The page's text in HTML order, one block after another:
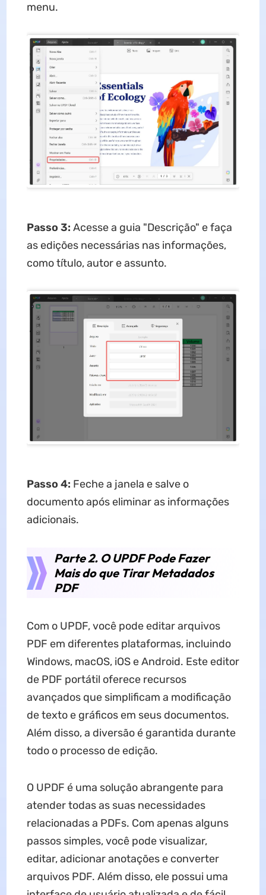
menu.
Passo 3: Acesse a guia "Descrição" e faça
as edições necessárias nas informações,
como título, autor e assunto.
Passo 4: Feche a janela e salve o
documento após eliminar as informações
adicionais.
Parte 2. O UPDF Pode Fazer
Mais do que Tirar Metadados
PDF
Com o UPDF, você pode editar arquivos
PDF em diferentes plataformas, incluindo
Windows, macOS, iOS e Android. Este editor
de PDF portátil oferece recursos
avançados que simplificam a modificação
de texto e gráficos em seus documentos.
Além disso, a diversão é garantida durante
todo o processo de edição.
O UPDF é uma solução abrangente para
atender todas as suas necessidades
relacionadas a PDFs. Com apenas alguns
passos simples, você pode visualizar,
editar, adicionar anotações e converter
arquivos PDF. Além disso, ele possui uma